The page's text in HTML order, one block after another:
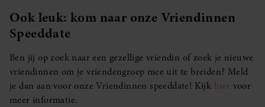
Ook leuk: kom naar onze Vriendinnen
Speeddate
Ben jij op zoek naar een gezellige vriendin of zoek je nieuwe
vriendinnen om je vriendengroep mee uit te breiden? Meld
je dan aan voor onze Vriendinnen speeddate! Kijk hier voor
meer informatie.